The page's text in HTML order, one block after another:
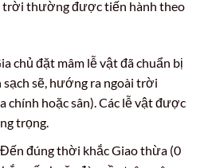
trời thường được tiến hành theo
chủ đặt mâm lễ vật đã chuẩn bị
sạch sẽ, hướng ra ngoài trời
hoặc sân). Các lễ vật được
trọng.
đúng thời khắc Giao thừa (0